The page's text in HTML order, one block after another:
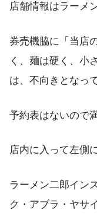
店舗情報はラーメ
券売機脇に「当店
く、麺は硬く、小
は、不向きとなっ
予約表はないので
店内に入って左側
ラーメン二郎イン
ク・アブラ・ヤサ